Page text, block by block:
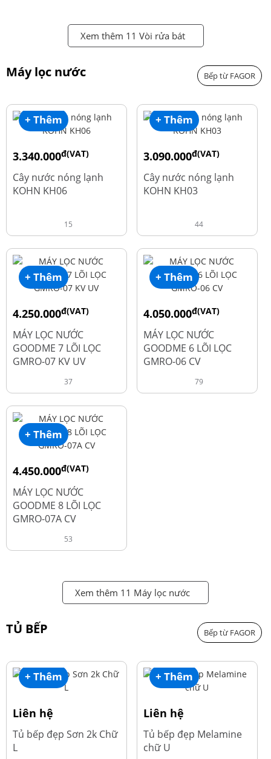
Xem thêm 11 Vòi rửa bát
Máy lọc nước Bếp từ FAGOR
+ Thêm
3.340.000đ(VAT)
4.550.000
Cây nước nóng lạnh
KOHN KH06
15
+ Thêm
3.090.000đ(VAT)
3.690.000
Cây nước nóng lạnh
KOHN KH03
44
+ Thêm
4.250.000đ(VAT)
6.050.000
MÁY LỌC NƯỚC
GOODME 7 LÕI LỌC
GMRO-07 KV UV
37
+ Thêm
4.050.000đ(VAT)
5.250.000
MÁY LỌC NƯỚC
GOODME 6 LÕI LỌC
GMRO-06 CV
79
+ Thêm
4.450.000đ(VAT)
6.250.000
MÁY LỌC NƯỚC
GOODME 8 LÕI LỌC
GMRO-07A CV
53
Xem thêm 11 Máy lọc nước
TỦ BẾP Bếp từ FAGOR
+ Thêm
Liên hệ
Tủ bếp đẹp Sơn 2k Chữ
L
+ Thêm
Liên hệ
Tủ bếp đẹp Melamine
chữ U